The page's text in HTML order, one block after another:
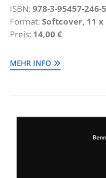
ISBN: 978-3-95457-246-5
Format: Softcover, 11 x
Preis: 14,00 €
MEHR INFO